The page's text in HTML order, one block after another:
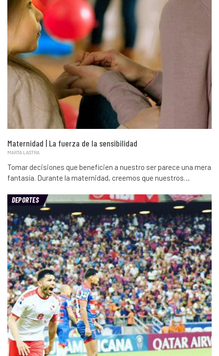
Maternidad | La fuerza de la sensibilidad
MARTA LASTRA
Tomar decisiones que beneficien a nuestro ser parece una mera
fantasía. Durante la maternidad, creemos que nuestros…
DEPORTES